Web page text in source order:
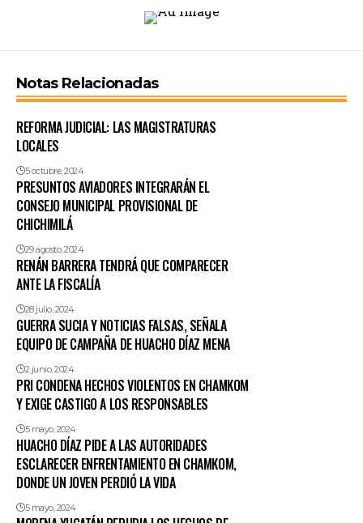
Notas Relacionadas
REFORMA JUDICIAL: LAS MAGISTRATURAS
LOCALES
5 octubre, 2024
PRESUNTOS AVIADORES INTEGRARÁN EL
CONSEJO MUNICIPAL PROVISIONAL DE
CHICHIMILÁ
29 agosto, 2024
RENÁN BARRERA TENDRÁ QUE COMPARECER
ANTE LA FISCALÍA
28 julio, 2024
GUERRA SUCIA Y NOTICIAS FALSAS, SEÑALA
EQUIPO DE CAMPAÑA DE HUACHO DÍAZ MENA
2 junio, 2024
PRI CONDENA HECHOS VIOLENTOS EN CHAMKOM
Y EXIGE CASTIGO A LOS RESPONSABLES
5 mayo, 2024
HUACHO DÍAZ PIDE A LAS AUTORIDADES
ESCLARECER ENFRENTAMIENTO EN CHAMKOM,
DONDE UN JOVEN PERDIÓ LA VIDA
5 mayo, 2024